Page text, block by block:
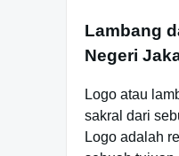
Lambang
Negeri
Logo atau
sakral dari
Logo adalah